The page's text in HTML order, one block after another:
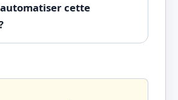
cette